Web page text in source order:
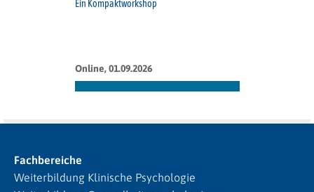
Ein Kompaktworkshop
Online, 01.09.2026
Fachbereiche
Weiterbildung Klinische Psychologie